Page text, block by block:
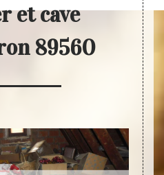
et cave
89560